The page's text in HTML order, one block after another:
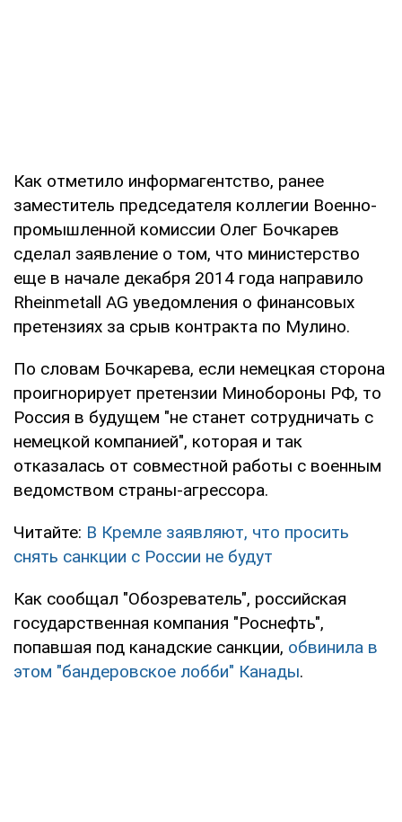
Как отметило информагентство, ранее
заместитель председателя коллегии Военно-
промышленной комиссии Олег Бочкарев
сделал заявление о том, что министерство
еще в начале декабря 2014 года направило
Rheinmetall AG уведомления о финансовых
претензиях за срыв контракта по Мулино.
По словам Бочкарева, если немецкая сторона
проигнорирует претензии Минобороны РФ, то
Россия в будущем "не станет сотрудничать с
немецкой компанией", которая и так
отказалась от совместной работы с военным
ведомством страны-агрессора.
Читайте: В Кремле заявляют, что просить
снять санкции с России не будут
Как сообщал "Обозреватель", российская
государственная компания "Роснефть",
попавшая под канадские санкции, обвинила в
этом "бандеровское лобби" Канады.